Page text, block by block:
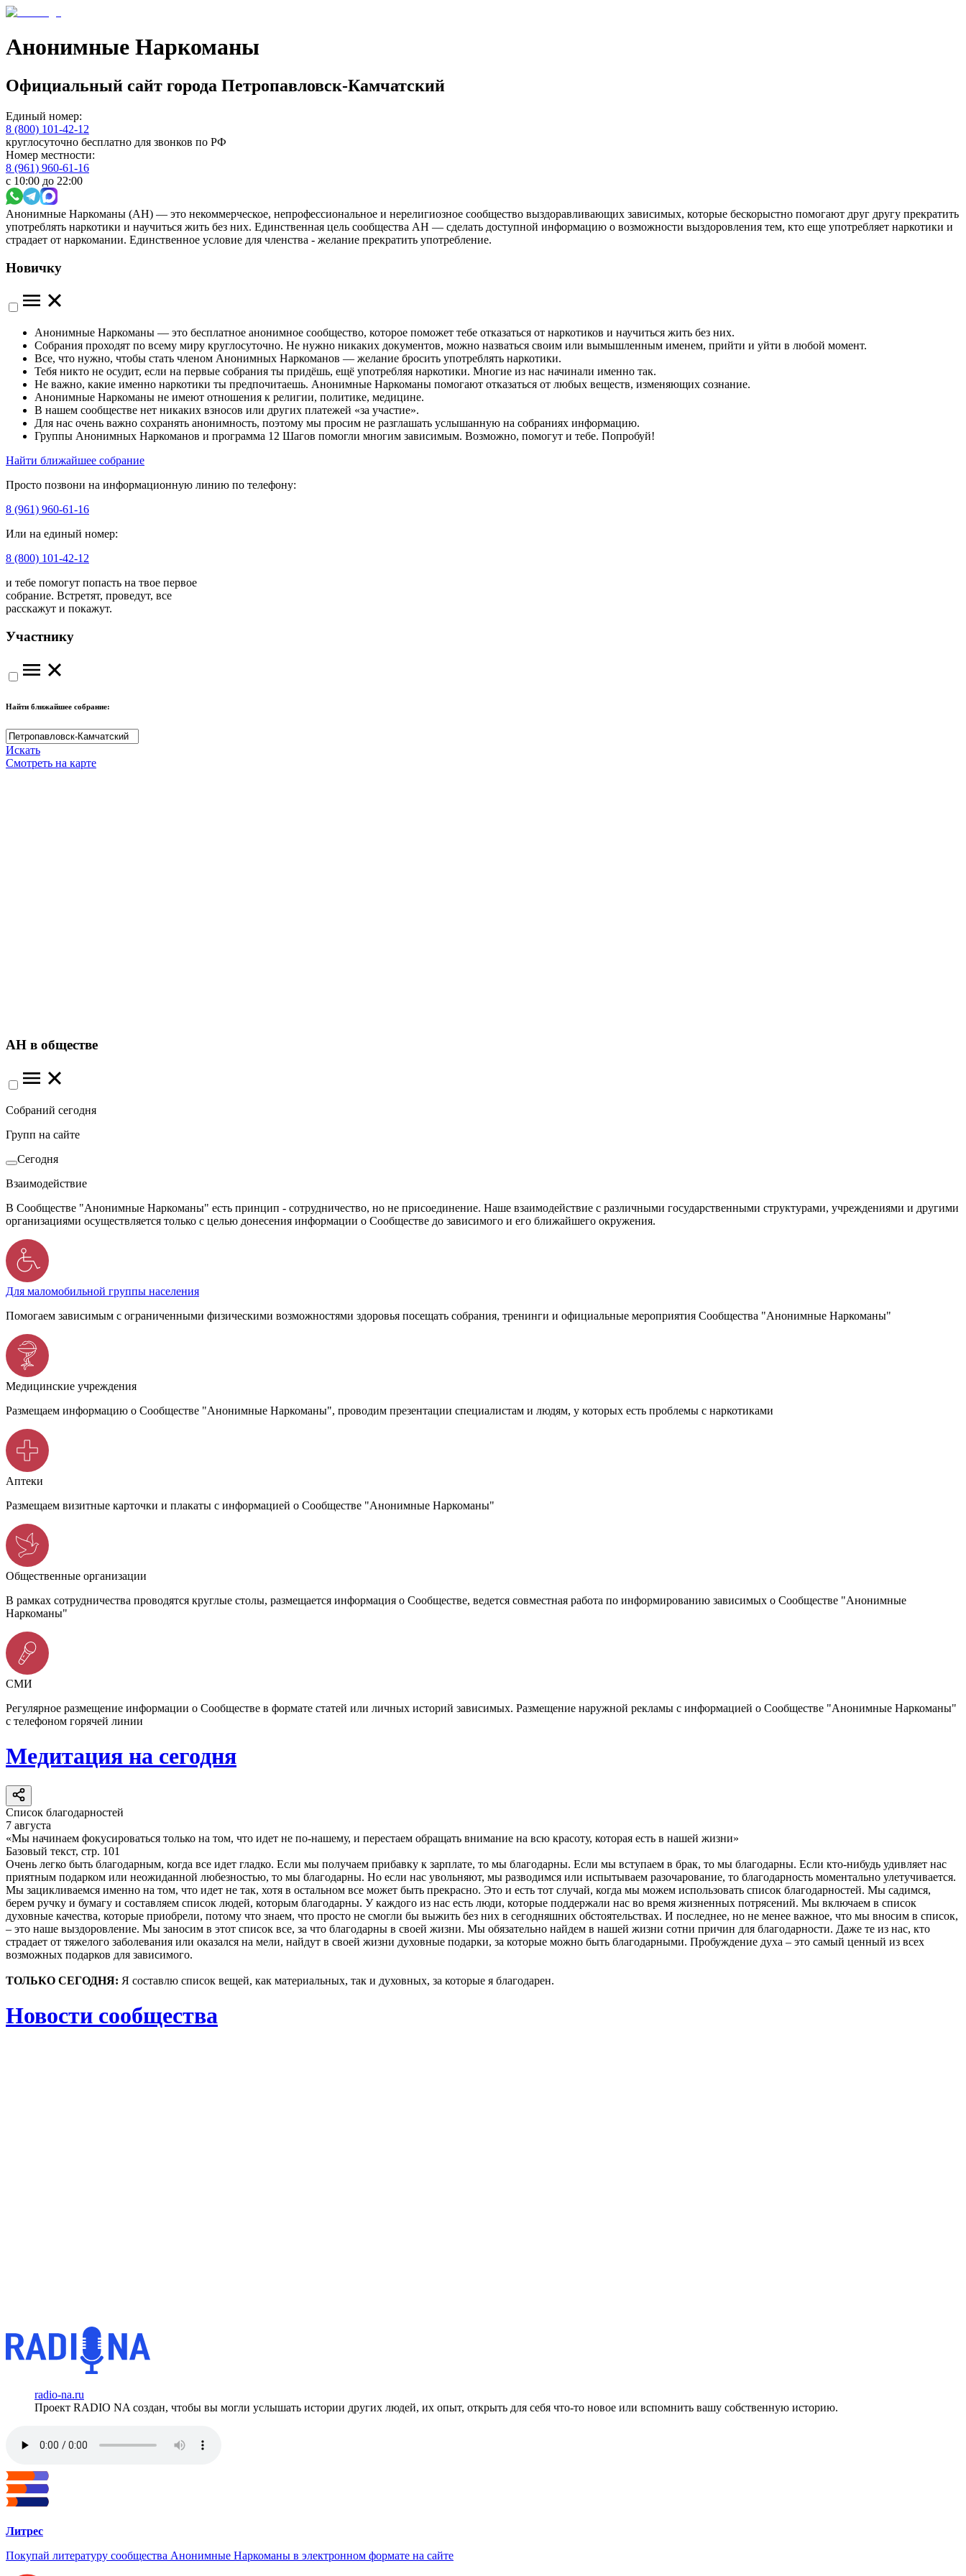
Анонимные Наркоманы
Официальный сайт города Петропавловск-Камчатский
Единый номер:
8 (800) 101-42-12
круглосуточно бесплатно для звонков по РФ
Номер местности:
8 (961) 960-61-16
с 10:00 до 22:00
Анонимные Наркоманы (АН) — это некоммерческое, непрофессиональное и нерелигиозное сообщество выздоравливающих зависимых, которые бескорыстно помогают друг другу прекратить
употреблять наркотики и научиться жить без них. Единственная цель сообщества АН — сделать доступной информацию о возможности выздоровления тем, кто еще употребляет наркотики и
страдает от наркомании. Единственное условие для членства - желание прекратить употребление.
Новичку
Анонимные Наркоманы — это бесплатное анонимное сообщество, которое поможет тебе отказаться от наркотиков и научиться жить без них.
Собрания проходят по всему миру круглосуточно. Не нужно никаких документов, можно назваться своим или вымышленным именем, прийти и уйти в любой момент.
Все, что нужно, чтобы стать членом Анонимных Наркоманов — желание бросить употреблять наркотики.
Тебя никто не осудит, если на первые собрания ты придёшь, ещё употребляя наркотики. Многие из нас начинали именно так.
Не важно, какие именно наркотики ты предпочитаешь. Анонимные Наркоманы помогают отказаться от любых веществ, изменяющих сознание.
Анонимные Наркоманы не имеют отношения к религии, политике, медицине.
В нашем сообществе нет никаких взносов или других платежей «за участие».
Для нас очень важно сохранять анонимность, поэтому мы просим не разглашать услышанную на собраниях информацию.
Группы Анонимных Наркоманов и программа 12 Шагов помогли многим зависимым. Возможно, помогут и тебе. Попробуй!
Найти ближайшее собрание
Просто позвони на информационную линию по телефону:
8 (961) 960-61-16
Или на единый номер:
8 (800) 101-42-12
и тебе помогут попасть на твое первое
собрание. Встретят, проведут, все
расскажут и покажут.
Участнику
Найти ближайшее собрание:
Искать
Смотреть на карте
АН в обществе
Собраний сегодня
Групп на сайте
Сегодня
Взаимодействие
В Сообществе "Анонимные Наркоманы" есть принцип - сотрудничество, но не присоединение. Наше взаимодействие с различными государственными структурами, учреждениями и другими
организациями осуществляется только с целью донесения информации о Сообществе до зависимого и его ближайшего окружения.
Для маломобильной группы населения
Помогаем зависимым с ограниченными физическими возможностями здоровья посещать собрания, тренинги и официальные мероприятия Сообщества "Анонимные Наркоманы"
Медицинские учреждения
Размещаем информацию о Сообществе "Анонимные Наркоманы", проводим презентации специалистам и людям, у которых есть проблемы с наркотиками
Аптеки
Размещаем визитные карточки и плакаты с информацией о Сообществе "Анонимные Наркоманы"
Общественные организации
В рамках сотрудничества проводятся круглые столы, размещается информация о Сообществе, ведется совместная работа по информированию зависимых о Сообществе "Анонимные
Наркоманы"
СМИ
Регулярное размещение информации о Сообществе в формате статей или личных историй зависимых. Размещение наружной рекламы с информацией о Сообществе "Анонимные Наркоманы"
с телефоном горячей линии
Медитация на сегодня
Список благодарностей
7 августа
«Мы начинаем фокусироваться только на том, что идет не по-нашему, и перестаем обращать внимание на всю красоту, которая есть в нашей жизни»
Базовый текст, стр. 101
Очень легко быть благодарным, когда все идет гладко. Если мы получаем прибавку к зарплате, то мы благодарны. Если мы вступаем в брак, то мы благодарны. Если кто-нибудь удивляет нас
приятным подарком или неожиданной любезностью, то мы благодарны. Но если нас увольняют, мы разводимся или испытываем разочарование, то благодарность моментально улетучивается.
Мы зацикливаемся именно на том, что идет не так, хотя в остальном все может быть прекрасно. Это и есть тот случай, когда мы можем использовать список благодарностей. Мы садимся,
берем ручку и бумагу и составляем список людей, которым благодарны. У каждого из нас есть люди, которые поддержали нас во время жизненных потрясений. Мы включаем в список
духовные качества, которые приобрели, потому что знаем, что просто не смогли бы выжить без них в сегодняшних обстоятельствах. И последнее, но не менее важное, что мы вносим в список,
– это наше выздоровление. Мы заносим в этот список все, за что благодарны в своей жизни. Мы обязательно найдем в нашей жизни сотни причин для благодарности. Даже те из нас, кто
страдает от тяжелого заболевания или оказался на мели, найдут в своей жизни духовные подарки, за которые можно быть благодарными. Пробуждение духа – это самый ценный из всех
возможных подарков для зависимого.
ТОЛЬКО СЕГОДНЯ: Я составлю список вещей, как материальных, так и духовных, за которые я благодарен.
Новости сообщества
radio-na.ru
Проект RADIO NA создан, чтобы вы могли услышать истории других людей, их опыт, открыть для себя что-то новое или вспомнить вашу собственную историю.
Литрес
Покупай литературу сообщества Анонимные Наркоманы в электронном формате на сайте